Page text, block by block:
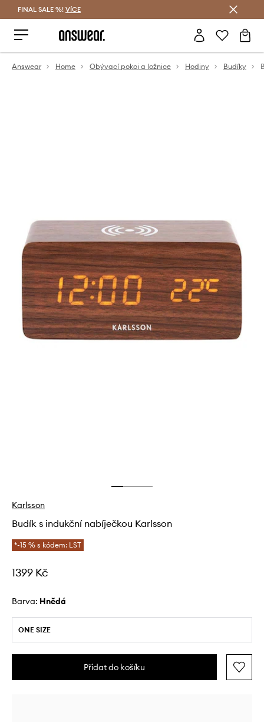
FINAL SALE %! VÍCE
Answear Home Obývací pokoj a ložnice Hodiny Budíky
Karlsson
Budík s indukční nabíječkou Karlsson
*-15 % s kódem: LST
1399 Kč
Barva: hnědá
ONE SIZE
Přidat do košíku